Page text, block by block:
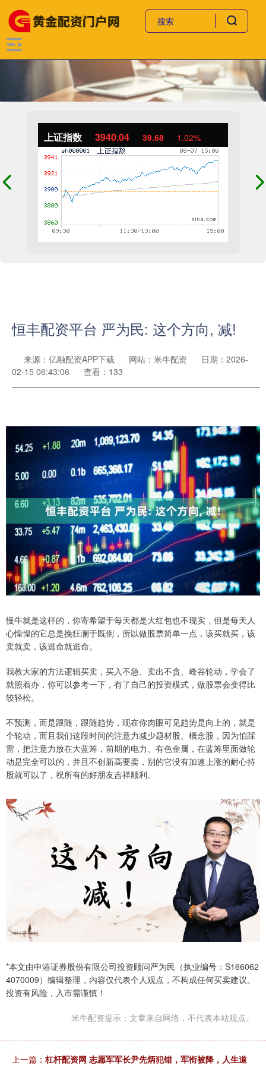
上证指数 3940.04 39.68 1.02%
恒丰配资平台 严为民: 这个方向, 减!
来源：亿融配资APP下载 网站：米牛配资
日期：2026-
02-15 06:43:06
查看：133
慢牛就是这样的，你寄希望于每天都是大红包也不现实，但是每天人
心惶惶的它总是挽狂澜于既倒，所以做股票简单一点，该买就买，该
卖就卖，该逃命就逃命。
我教大家的方法逻辑买卖，买入不急、卖出不贪、峰谷轮动，学会了
就照着办，你可以参考一下，有了自己的投资模式，做股票会变得比
较轻松。
不预测，而是跟随，跟随趋势，现在你肉眼可见趋势是向上的，就是
个轮动，而且我们这段时间的注意力减少题材股、概念股，因为怕踩
雷，把注意力放在大蓝筹，前期的电力、有色金属，在蓝筹里面做轮
动是完全可以的，并且不创新高要卖，别的它没有加速上涨的耐心持
股就可以了，祝所有的好朋友吉祥顺利。
*本文由申港证券股份有限公司投资顾问严为民（执业编号：S166062
4070009）编辑整理，内容仅代表个人观点，不构成任何买卖建议。
投资有风险，入市需谨慎！
米牛配资提示：文章来自网络，不代表本站观点。
上一篇： 杠杆配资网 志愿军军长尹先炳犯错，军衔被降，人生道